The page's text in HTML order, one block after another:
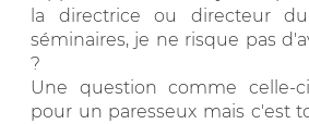
la directrice ou directeur
séminaires, je ne risque pas
?
Une question comme celle-
pour un paresseux mais c'est